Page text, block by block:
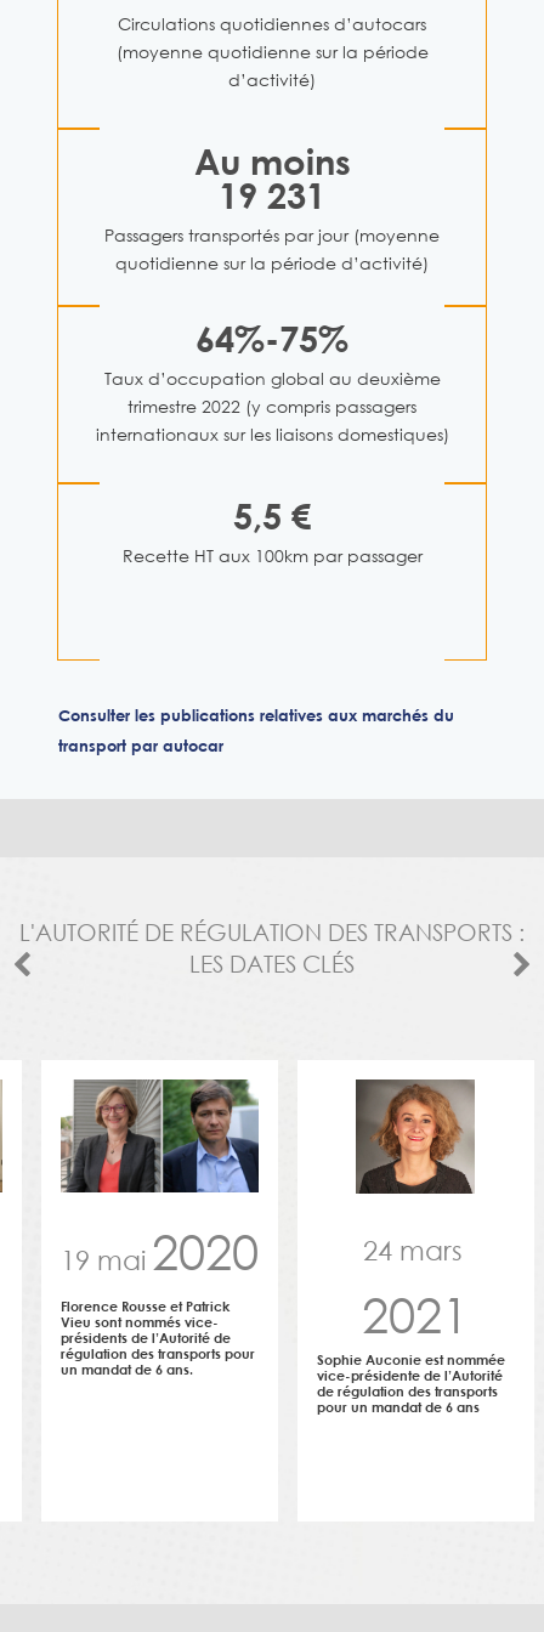
Circulations quotidiennes d’autocars
(moyenne quotidienne sur la période
d’activité)
Au moins
19 231
Passagers transportés par jour (moyenne
quotidienne sur la période d’activité)
64%-75%
Taux d’occupation global au deuxième
trimestre 2022 (y compris passagers
internationaux sur les liaisons domestiques)
5,5 €
Recette HT aux 100km par passager
Consulter les publications relatives aux marchés du
transport par autocar
L'AUTORITÉ DE RÉGULATION DES TRANSPORTS :
LES DATES CLÉS
19 mai 2020
Florence Rousse et Patrick
Vieu sont nommés vice-
présidents de l’Autorité de
régulation des transports pour
un mandat de 6 ans.
24 mars
2021
Sophie Auconie est nommée
vice-présidente de l’Autorité
de régulation des transports
pour un mandat de 6 ans